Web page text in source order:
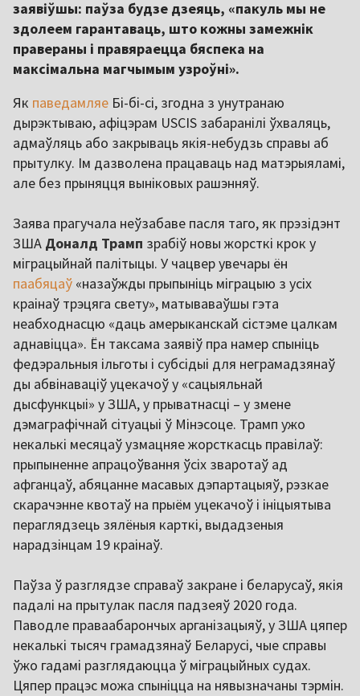
заявіўшы: паўза будзе дзеяць, «пакуль мы не
здолеем гарантаваць, што кожны замежнік
правераны і правяраецца бяспека на
максімальна магчымым узроўні».
Як паведамляе Бі-бі-сі, згодна з унутранаю
дырэктываю, афіцэрам USCIS забаранілі ўхваляць,
адмаўляць або закрываць якія-небудзь справы аб
прытулку. Ім дазволена працаваць над матэрыяламі,
але без прыняцця выніковых рашэнняў.
Заява прагучала неўзабаве пасля таго, як прэзідэнт
ЗША Доналд Трамп зрабіў новы жорсткі крок у
міграцыйнай палітыцы. У чацвер увечары ён
паабяцаў «назаўжды прыпыніць міграцыю з усіх
краінаў трэцяга свету», матываваўшы гэта
неабходнасцю «даць амерыканскай сістэме цалкам
аднавіцца». Ён таксама заявіў пра намер спыніць
федэральныя ільготы і субсідыі для неграмадзянаў
ды абвінаваціў уцекачоў у «сацыяльнай
дысфункцыі» у ЗША, у прыватнасці – у змене
дэмаграфічнай сітуацыі ў Мінэсоце. Трамп ужо
некалькі месяцаў узмацняе жорсткасць правілаў:
прыпыненне апрацоўвання ўсіх зваротаў ад
афганцаў, абяцанне масавых дэпартацыяў, рэзкае
скарачэнне квотаў на прыём уцекачоў і ініцыятыва
пераглядзець зялёныя карткі, выдадзеныя
нарадзінцам 19 краінаў.
Паўза ў разглядзе справаў закране і беларусаў, якія
падалі на прытулак пасля падзеяў 2020 года.
Паводле праваабарончых арганізацыяў, у ЗША цяпер
некалькі тысяч грамадзянаў Беларусі, чые справы
ўжо гадамі разглядаюцца ў міграцыйных судах.
Цяпер працэс можа спыніцца на нявызначаны тэрмін.